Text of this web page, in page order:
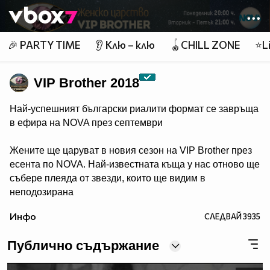
👾
🎉 PARTY TIME 👂 Клю – клю 🪀CHILL ZONE
VIP Brother 2018
Най-успешният български риалити формат се завръща
в ефира на NOVA през септември
Жените ще царуват в новия сезон на VIP Brother през
есента по NOVA. Най-известната къща у нас отново ще
събере плеяда от звезди, които ще видим в
неподозирана
телевизията в България, се завръща в ефира през
цялата власт, но и цялата отговорност в ръцете на
дамите.
Инфо СЛЕДВАЙ3935
Публично съдържание